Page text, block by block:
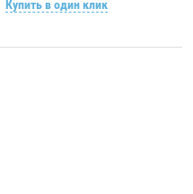
Купить в один клик